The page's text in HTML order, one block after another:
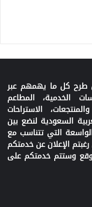
طرح كل ما يهمهم عبر
الخدمية، المطاعم
الاستراحات
السعودية لنضع بين
التي تتناسب مع
الإعلان عن خدمتكم
وستتم خدمتكم على